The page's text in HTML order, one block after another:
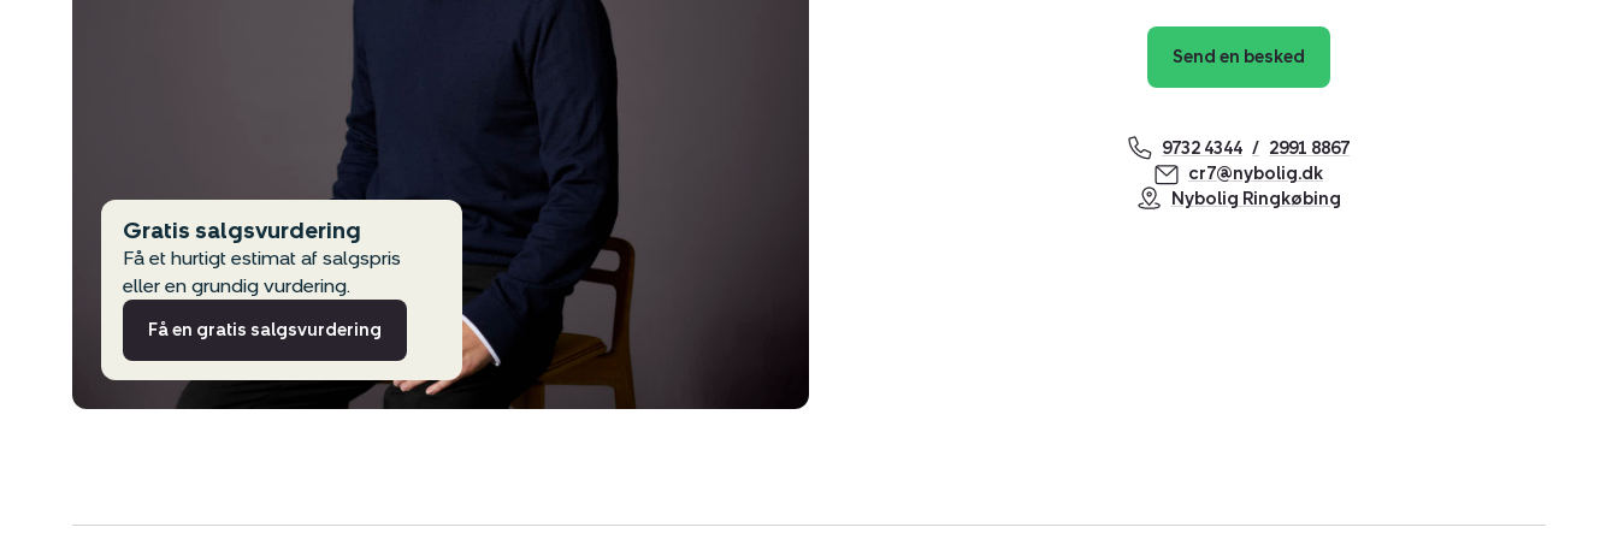
Gratis salgsvurdering
Få et hurtigt estimat af salgspris
eller en grundig vurdering.
Få en gratis salgsvurdering
Send en besked
9732 4344
2991 8867
cr7@nybolig.dk
Nybolig Ringkøbing